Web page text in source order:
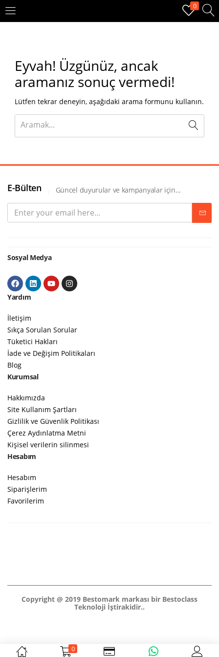
0
KAYIT OL
Giriş yapmak için kullanıcı adınızı ve şifrenizi girin.
Oturum Aç
Şifremi unuttum?
Veya ile giriş yapın
0
Eyvah! Üzgünüz, ancak
aramanız sonuç vermedi!
Lütfen tekrar deneyin, aşağıdaki arama formunu kullanın.
E-Bülten Güncel duyurular ve kampanyalar için...
Sosyal Medya
Yardım
İletişim
Sıkça Sorulan Sorular
Tüketici Hakları
İade ve Değişim Politikaları
Blog
Kurumsal
Hakkımızda
Site Kullanım Şartları
Gizlilik ve Güvenlik Politikası
Çerez Aydınlatma Metni
Kişisel verilerin silinmesi
Hesabım
Hesabım
Siparişlerim
Favorilerim
Copyright @ 2019 Bestomark markası bir Bestoclass
Teknoloji İştirakidir..